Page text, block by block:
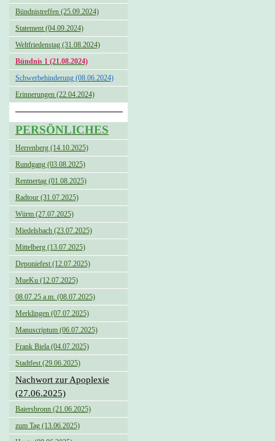
Bündnistreffen (25.09.2024)
Statement (04.09.2024)
Weltfriedenstag (31.08.2024)
Bündnis 1 (21.08.2024)
Schwerbehinderung (08.06.2024)
Erinnerungen (22.04.2024)
PERSÖNLICHES
Herrenberg (14.10.2025)
Rundgang (03.08.2025)
Rentnertag (01.08.2025)
Radtour (31.07.2025)
Würm (27.07.2025)
Miedelsbach (23.07.2025)
Mittelberg (13.07.2025)
Deponiefest (12.07.2025)
MueKu (12.07.2025)
08.07.25 a.m. (08.07.2025)
Merklingen (07.07.2025)
Manuscriptum (06.07.2025)
Frank Biela (04.07.2025)
Stadtfest (29.06.2025)
Nachwort zur Apoplexie
(27.06.2025)
Baiersbronn (21.06.2025)
zum Tag (13.06.2025)